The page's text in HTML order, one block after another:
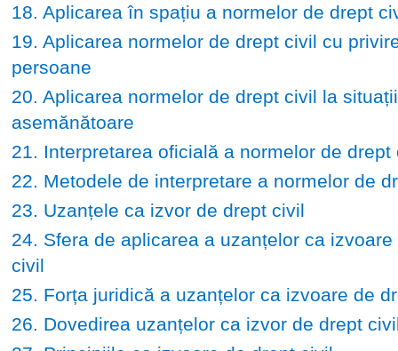
18. Aplicarea în spațiu a normelor de drept
19. Aplicarea normelor de drept civil cu
persoane
20. Aplicarea normelor de drept civil la situații
asemănătoare
21. Interpretarea oficială a normelor de drept
22. Metodele de interpretare a normelor de
23. Uzanțele ca izvor de drept civil
24. Sfera de aplicarea a uzanțelor ca izvoare
civil
25. Forța juridică a uzanțelor ca izvoare de
26. Dovedirea uzanțelor ca izvor de drept